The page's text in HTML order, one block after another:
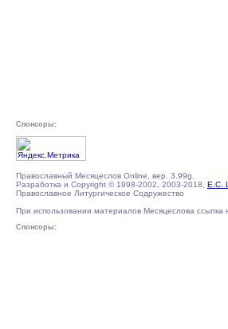
Спонсоры:
Православный Месяцеслов Online, вер. 3.99g.
Разработка и Copyright © 1998-2002, 2003-2018, E.C.
Православное Литургическое Содружество
При использовании материалов Месяцеслова ссылка
Спонсоры: